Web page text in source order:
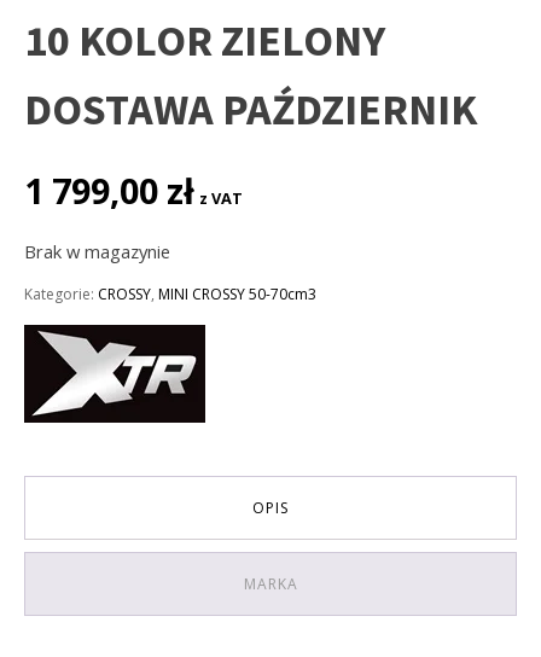
10 KOLOR ZIELONY
DOSTAWA PAŹDZIERNIK
1 799,00 zł z VAT
Brak w magazynie
Kategorie: CROSSY, MINI CROSSY 50-70cm3
OPIS
MARKA